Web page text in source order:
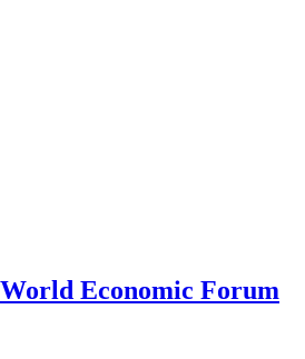
World Economic Forum